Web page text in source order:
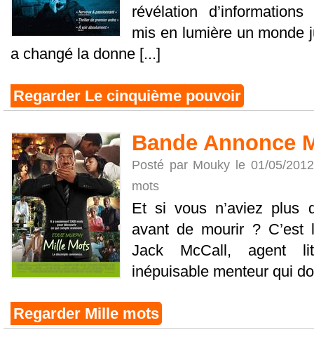
révélation
mis en lumière un monde
a changé la donne [...]
Regarder Le cinquième pouvoir
Bande Annonce
Posté par Mouky le 01/05/
mots
Et si vous n’aviez plus
avant de mourir ?
Jack McCall, agent
inépuisable menteur qui
Regarder Mille mots